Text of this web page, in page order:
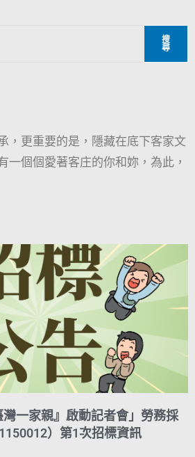
搜
尋
，更重要的是，隱藏在底下客家文
一個個愛著客庄的你和妳，為此，
一家親』啟動記者會」勞務採
）第1次招標資訊